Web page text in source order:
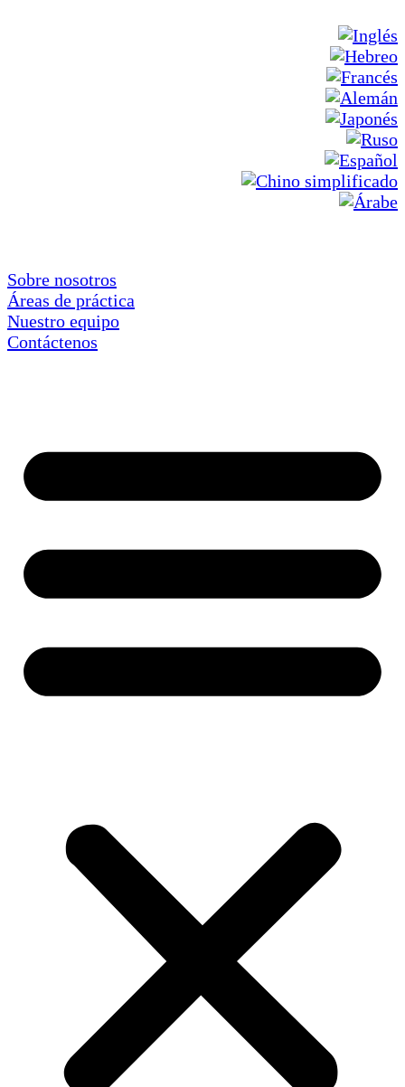
Sobre nosotros
Áreas de práctica
Nuestro equipo
Contáctenos